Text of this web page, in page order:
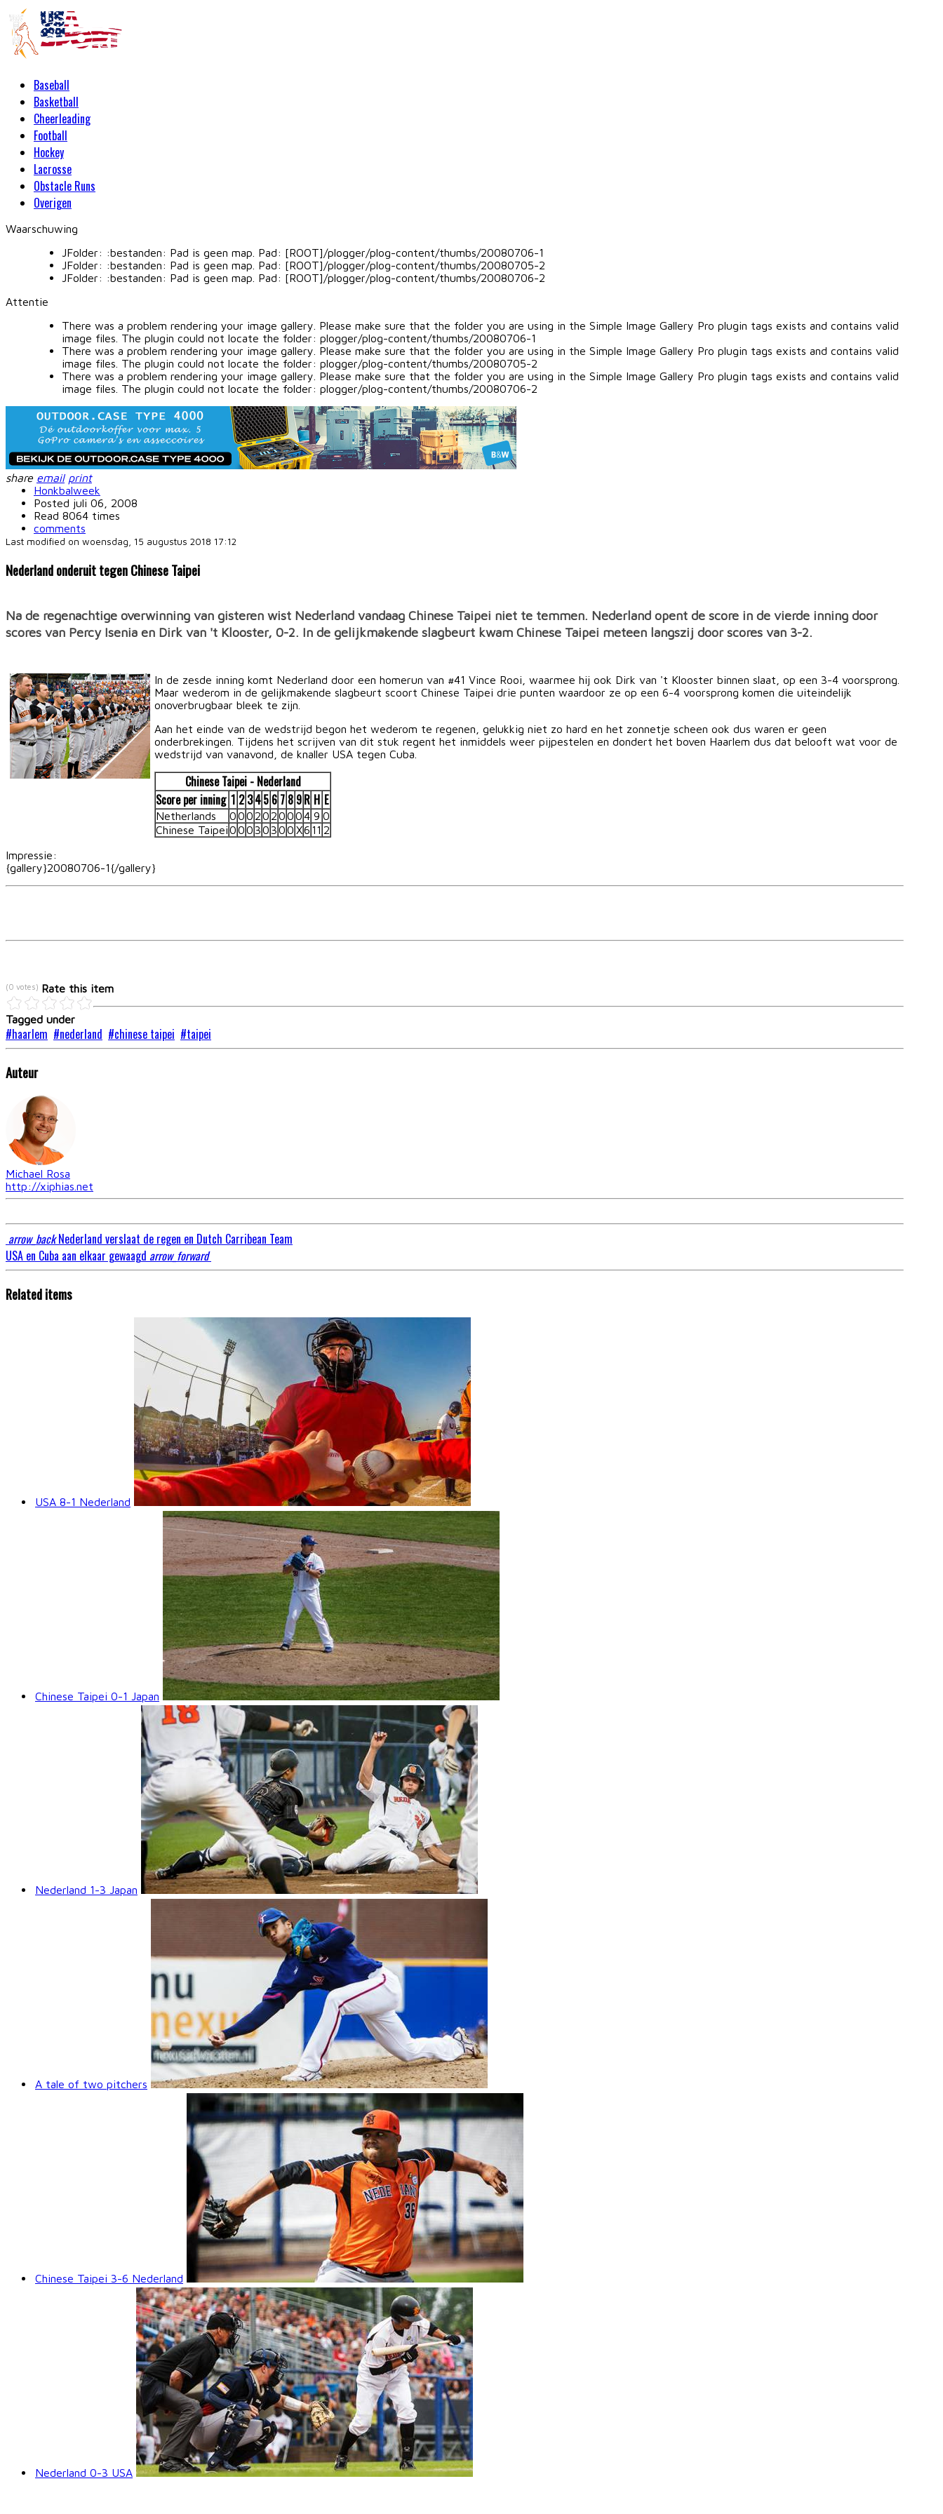
Baseball
Basketball
Cheerleading
Football
Hockey
Lacrosse
Obstacle Runs
Overigen
Waarschuwing
JFolder: :bestanden: Pad is geen map. Pad: [ROOT]/plogger/plog-content/thumbs/20080706-1
JFolder: :bestanden: Pad is geen map. Pad: [ROOT]/plogger/plog-content/thumbs/20080705-2
JFolder: :bestanden: Pad is geen map. Pad: [ROOT]/plogger/plog-content/thumbs/20080706-2
Attentie
There was a problem rendering your image gallery. Please make sure that the folder you are using in the Simple Image Gallery Pro plugin tags exists and contains valid
image files. The plugin could not locate the folder: plogger/plog-content/thumbs/20080706-1
There was a problem rendering your image gallery. Please make sure that the folder you are using in the Simple Image Gallery Pro plugin tags exists and contains valid
image files. The plugin could not locate the folder: plogger/plog-content/thumbs/20080705-2
There was a problem rendering your image gallery. Please make sure that the folder you are using in the Simple Image Gallery Pro plugin tags exists and contains valid
image files. The plugin could not locate the folder: plogger/plog-content/thumbs/20080706-2
share email print
Honkbalweek
Posted juli 06, 2008
Read 8064 times
comments
Last modified on woensdag, 15 augustus 2018 17:12
Nederland onderuit tegen Chinese Taipei
Na de regenachtige overwinning van gisteren wist Nederland vandaag Chinese Taipei niet te temmen. Nederland opent de score in de vierde inning door
scores van Percy Isenia en Dirk van 't Klooster, 0-2. In de gelijkmakende slagbeurt kwam Chinese Taipei meteen langszij door scores van 3-2.
In de zesde inning komt Nederland door een homerun van #41 Vince Rooi, waarmee hij ook Dirk van 't Klooster binnen slaat, op een 3-4 voorsprong.
Maar wederom in de gelijkmakende slagbeurt scoort Chinese Taipei drie punten waardoor ze op een 6-4 voorsprong komen die uiteindelijk
onoverbrugbaar bleek te zijn.
Aan het einde van de wedstrijd begon het wederom te regenen, gelukkig niet zo hard en het zonnetje scheen ook dus waren er geen
onderbrekingen. Tijdens het scrijven van dit stuk regent het inmiddels weer pijpestelen en dondert het boven Haarlem dus dat belooft wat voor de
wedstrijd van vanavond, de knaller USA tegen Cuba.
Chinese Taipei - Nederland
Score per inning 1 2 345 6 7 8 9R H E
Netherlands 000 20 20004 9 0
Chinese Taipei00030300 X6 11 2
Impressie:
{gallery}20080706-1{/gallery}
Rate this item
(0 votes)
Tagged under
haarlem nederland chinese taipei taipei
Auteur
Michael Rosa
http://xiphias.net
arrow_backNederland verslaat de regen en Dutch Carribean Team
USA en Cuba aan elkaar gewaagd arrow_forward
Related items
USA 8-1 Nederland
Chinese Taipei 0-1 Japan
Nederland 1-3 Japan
A tale of two pitchers
Chinese Taipei 3-6 Nederland
Nederland 0-3 USA